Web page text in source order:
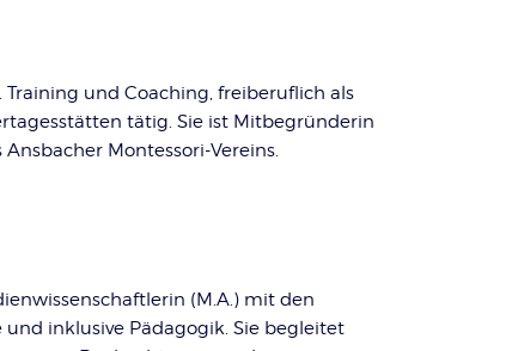
Training und Coaching, freiberuflich als
tätig. Sie ist Mitbegründerin
Montessori-Vereins.
(M.A.) mit den
inklusive Pädagogik. Sie begleitet